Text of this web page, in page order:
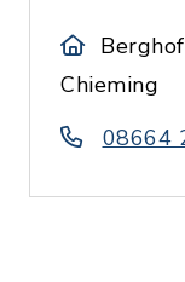
Chieming
08664